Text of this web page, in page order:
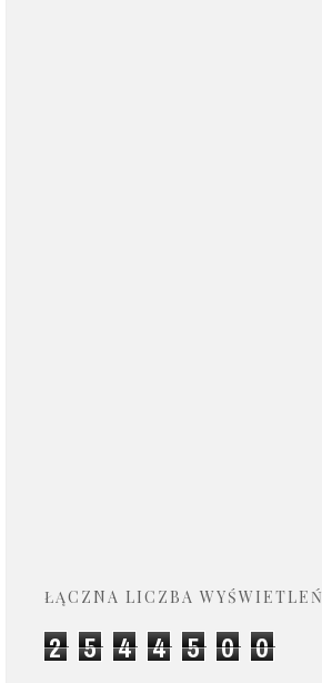
ŁĄCZNA LICZBA WYŚWIETLEŃ
2 5 4 4 5 0 0